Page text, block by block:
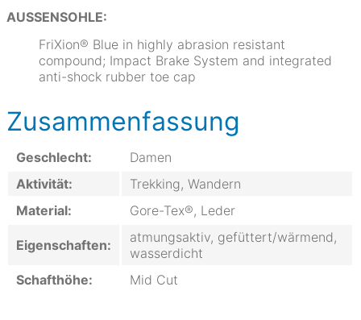
AUSSENSOHLE:
FriXion® Blue in highly abrasion resistant
compound; Impact Brake System and integrated
anti-shock rubber toe cap
Zusammenfassung
Geschlecht:
Damen
Aktivität:
Trekking, Wandern
Material:
Gore-Tex®, Leder
Eigenschaften:
atmungsaktiv, gefüttert/wärmend,
wasserdicht
Schafthöhe:
Mid Cut